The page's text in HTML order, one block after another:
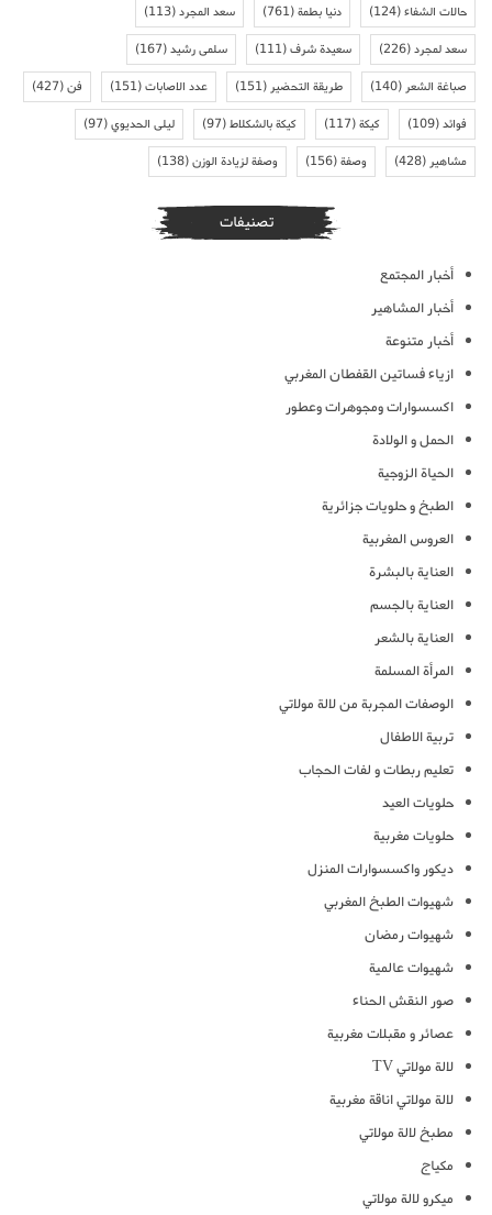
حالات الشفاء(124) دنيا بطمة(761) سعد المجرد(113)
سعد لمجرد(226) سعيدة شرف(111) سلمى رشيد(167)
صباغة الشعر(140) طريقة التحضير(151) عدد الاصابات(151) فن(427)
فوائد(109) كيكة(117) كيكة بالشكلاط(97) ليلى الحديوي(97)
مشاهير(428) وصفة(156) وصفة لزيادة الوزن(138)
تصنيفات
أخبار المجتمع
أخبار المشاهير
أخبار متنوعة
ازياء فساتين القفطان المغربي
اكسسوارات ومجوهرات وعطور
الحمل و الولادة
الحياة الزوجية
الطبخ و حلويات جزائرية
العروس المغربية
العناية بالبشرة
العناية بالجسم
العناية بالشعر
المرأة المسلمة
الوصفات المجربة من لالة مولاتي
تربية الاطفال
تعليم ربطات و لفات الحجاب
حلويات العيد
حلويات مغربية
ديكور واكسسوارات المنزل
شهيوات الطبخ المغربي
شهيوات رمضان
شهيوات عالمية
صور النقش الحناء
عصائر و مقبلات مغربية
لالة مولاتي TV
لالة مولاتي اناقة مغربية
مطبخ لالة مولاتي
مكياج
ميكرو لالة مولاتي